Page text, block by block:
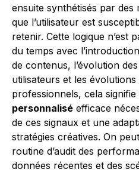
ensuite synthétisés par des
que l’utilisateur est
retenir. Cette logique n’est
du temps avec
de contenus, l’évolution
utilisateurs et les
professionnels, cela signifie
personnalisé efficace
de ces signaux et une
stratégies créatives. On
routine d’audit des
données récentes et des